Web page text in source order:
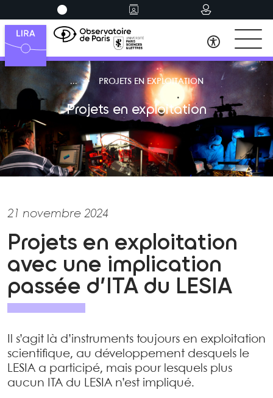
PROJETS EN EXPLOITATION
Projets en exploitation
21 novembre 2024
Projets en exploitation
avec une implication
passée d’ITA du LESIA
Il s’agit là d’instruments toujours en exploitation
scientifique, au développement desquels le
LESIA a participé, mais pour lesquels plus
aucun ITA du LESIA n’est impliqué.